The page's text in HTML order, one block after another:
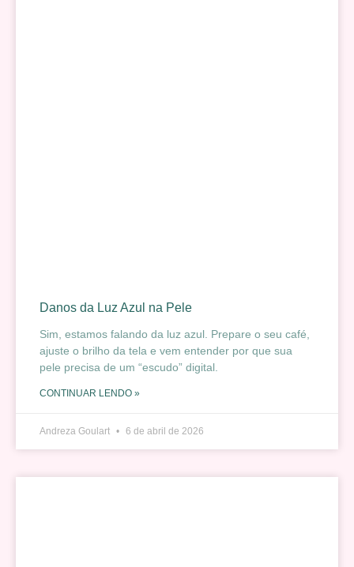
Danos da Luz Azul na Pele
Sim, estamos falando da luz azul. Prepare o seu café,
ajuste o brilho da tela e vem entender por que sua
pele precisa de um “escudo” digital.
CONTINUAR LENDO »
Andreza Goulart 6 de abril de 2026